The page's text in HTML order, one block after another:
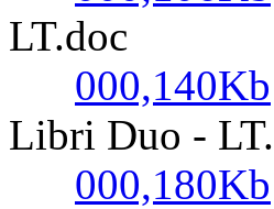
LT.doc
000,140Kb
Libri Duo -
000,180Kb